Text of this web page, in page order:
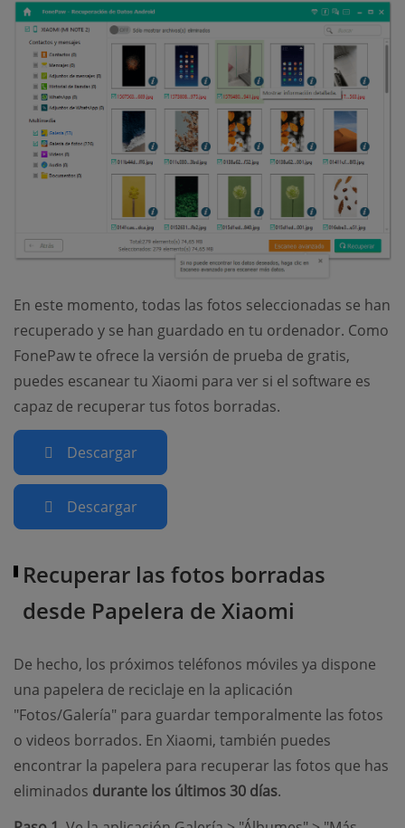
En este momento, todas las fotos seleccionadas se han
recuperado y se han guardado en tu ordenador. Como
FonePaw te ofrece la versión de prueba de gratis,
puedes escanear tu Xiaomi para ver si el software es
capaz de recuperar tus fotos borradas.
Descargar
Descargar
Recuperar las fotos borradas
desde Papelera de Xiaomi
De hecho, los próximos teléfonos móviles ya dispone
una papelera de reciclaje en la aplicación
"Fotos/Galería" para guardar temporalmente las fotos
o videos borrados. En Xiaomi, también puedes
encontrar la papelera para recuperar las fotos que has
eliminados durante los últimos 30 días.